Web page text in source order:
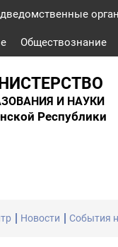
Обществознание
И НАУКИ
Республики
Новости События